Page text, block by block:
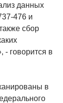
данных
476 и
сбор
- говорится в
в